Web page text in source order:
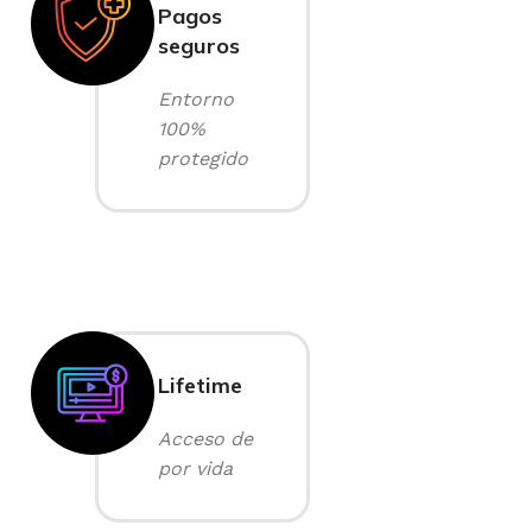
Pagos
seguros
Entorno
100%
protegido
Lifetime
Acceso de
por vida